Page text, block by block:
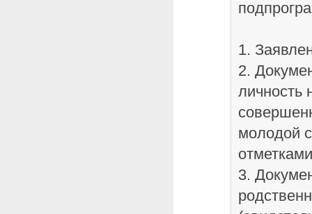
1.
2.
личность
молодой
3.